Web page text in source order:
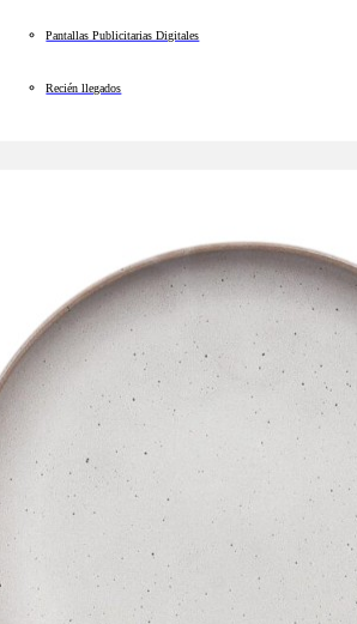
Pantallas Publicitarias Digitales
Recién llegados